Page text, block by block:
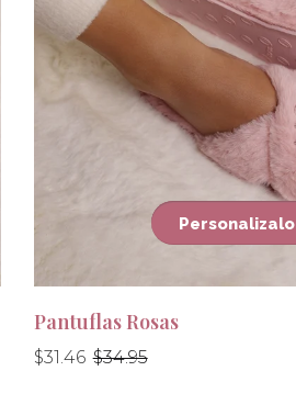
Personalizalo
Pantuflas Rosas
Precio
$31.46
Precio $34.95